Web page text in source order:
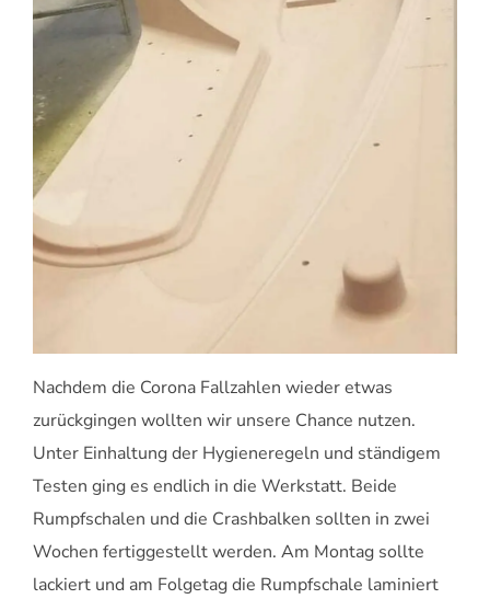
Nachdem die Corona Fallzahlen wieder etwas
zurückgingen wollten wir unsere Chance nutzen.
Unter Einhaltung der Hygieneregeln und ständigem
Testen ging es endlich in die Werkstatt. Beide
Rumpfschalen und die Crashbalken sollten in zwei
Wochen fertiggestellt werden. Am Montag sollte
lackiert und am Folgetag die Rumpfschale laminiert